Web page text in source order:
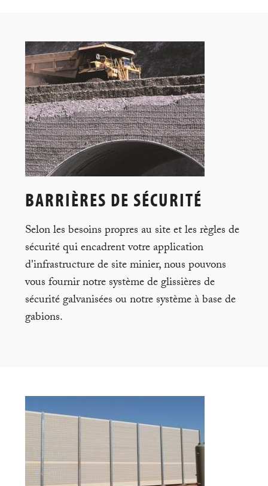
BARRIÈRES DE SÉCURITÉ
Selon les besoins propres au site et les règles de
sécurité qui encadrent votre application
d'infrastructure de site minier, nous pouvons
vous fournir notre système de glissières de
sécurité galvanisées ou notre système à base de
gabions.